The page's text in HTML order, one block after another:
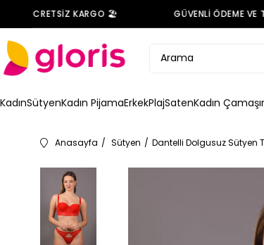
ÜCRETSİZ KARGO 🏖️ GÜVENLİ ÖDEME VE
KadınSütyenKadın PijamaErkekPlajSatenKadın Çamaşır
Anasayfa Sütyen Dantelli Dolgusuz Sütyen